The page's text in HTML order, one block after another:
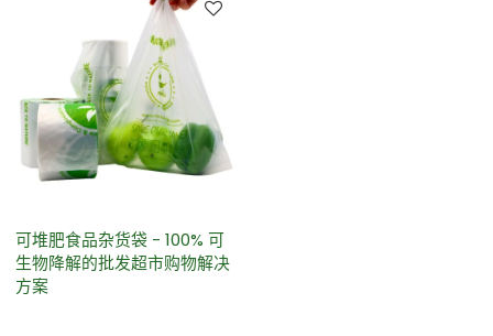
可堆肥食品杂货袋 - 100% 可
生物降解的批发超市购物解决
方案